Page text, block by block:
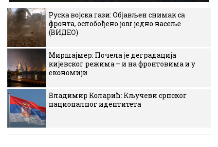
Руска војска гази: Објављен снимак са
фронта, ослобођено још једно насеље
(ВИДЕО)
Миршајмер: Почела је деградација
кијевског режима – и на фронтовима и у
економији
Владимир Коларић: Кључеви српског
националног идентитета